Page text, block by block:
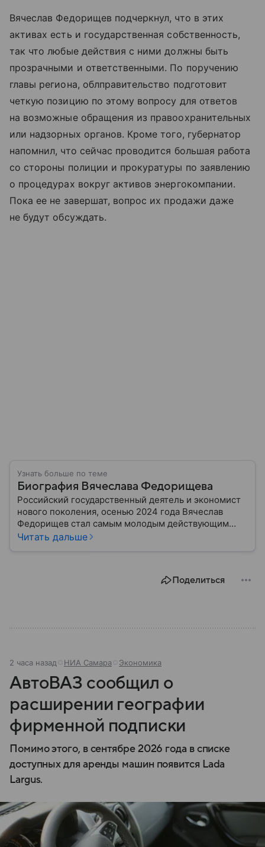
Вячеслав Федорищев подчеркнул, что в этих
активах есть и государственная собственность,
так что любые действия с ними должны быть
прозрачными и ответственными. По поручению
главы региона, облправительство подготовит
четкую позицию по этому вопросу для ответов
на возможные обращения из правоохранительных
или надзорных органов. Кроме того, губернатор
напомнил, что сейчас проводится большая работа
со стороны полиции и прокуратуры по заявлению
о процедурах вокруг активов энергокомпании.
Пока ее не завершат, вопрос их продажи даже
не будут обсуждать.
Узнать больше по теме
Биография Вячеслава Федорищева
Российский государственный деятель и экономист
нового поколения, осенью 2024 года Вячеслав
Федорищев стал самым молодым действующим
главой субъекта в РФ. Возглавивший Самарскую
Читать дальше
Поделиться
2 часа назад НИА Самара Экономика
АвтоВАЗ сообщил о
расширении географии
фирменной подписки
Помимо этого, в сентябре 2026 года в списке
доступных для аренды машин появится Lada
Largus.